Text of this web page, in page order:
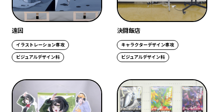
遠因
イラストレーション専攻
ビジュアルデザイン科
決闘飯店
キャラクターデザイン専攻
ビジュアルデザイン科